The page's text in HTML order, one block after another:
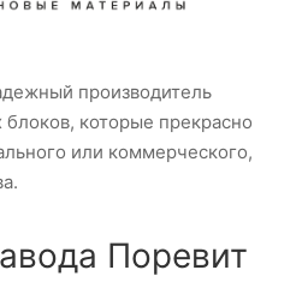
производитель
которые прекрасно
или коммерческого,
Поревит